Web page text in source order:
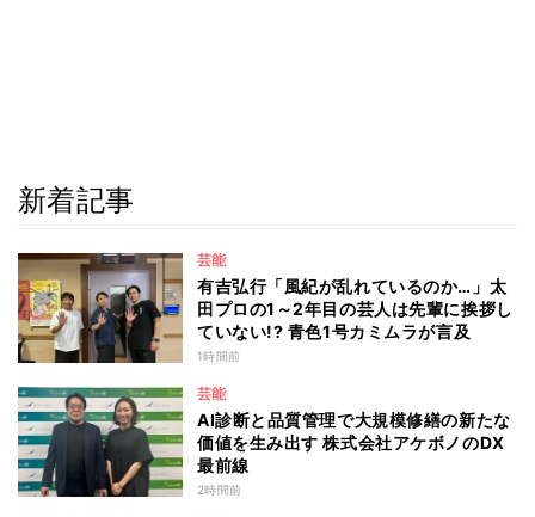
新着記事
芸能
有吉弘行「風紀が乱れているのか…」太
田プロの1～2年目の芸人は先輩に挨拶し
ていない!? 青色1号カミムラが言及
1時間前
芸能
AI診断と品質管理で大規模修繕の新たな
価値を生み出す 株式会社アケボノのDX
最前線
2時間前